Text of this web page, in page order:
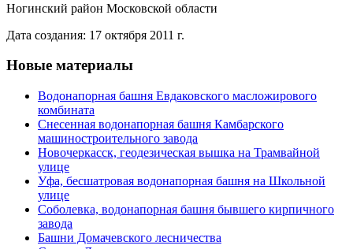
Ногинский район Московской области
Дата создания: 17 октября 2011 г.
Новые материалы
Водонапорная башня Евдаковского масложирового
комбината
Снесенная водонапорная башня Камбарского
машиностроительного завода
Новочеркасск, геодезическая вышка на Трамвайной
улице
Уфа, бесшатровая водонапорная башня на Школьной
улице
Соболевка, водонапорная башня бывшего кирпичного
завода
Башни Домачевского лесничества